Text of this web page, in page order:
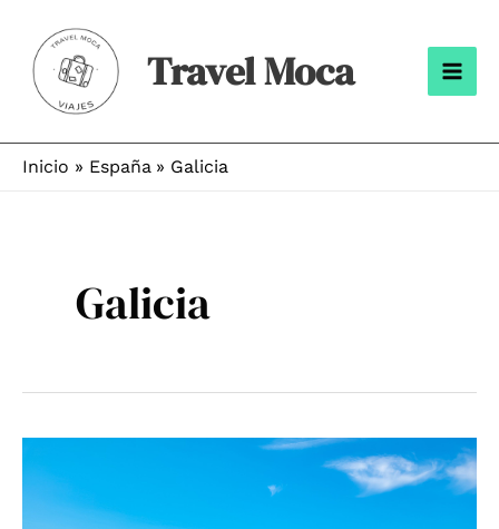
contenido
Travel Moca
Inicio España Galicia
Galicia